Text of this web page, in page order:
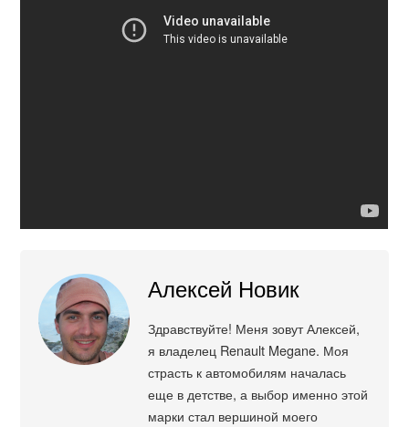
Алексей Новик
Здравствуйте! Меня зовут Алексей,
я владелец Renault Megane. Моя
страсть к автомобилям началась
еще в детстве, а выбор именно этой
марки стал вершиной моего